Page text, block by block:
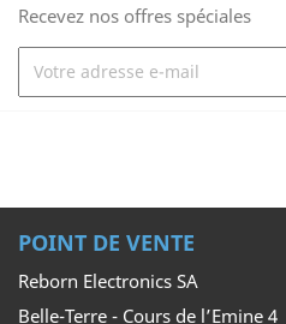
Recevez nos offres spéciales
POINT DE VENTE
Reborn Electronics SA
Belle-Terre - Cours de l’Emine 4